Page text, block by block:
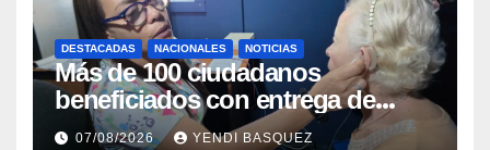
DESTACADAS NACIONALES NOTICIAS
Más de 100 ciudadanos
beneficiados con entrega de
prótesis auditivas en el Centro de
07/08/2026 YENDI BASQUEZ